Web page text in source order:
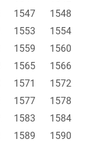
1547
1548
1553
1554
1559
1560
1565
1566
1571
1572
1577
1578
1583
1584
1589
1590